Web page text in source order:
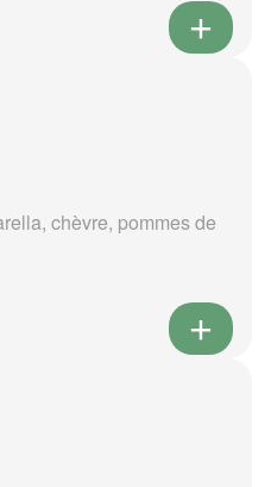
chèvre, pommes de